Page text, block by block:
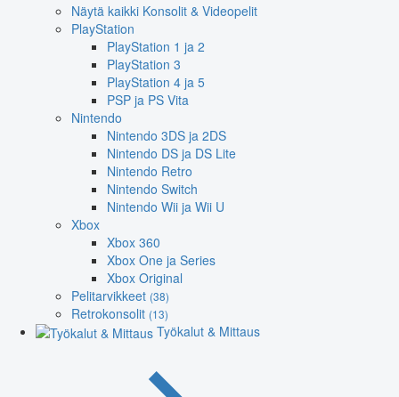
Näytä kaikki Konsolit & Videopelit
PlayStation
PlayStation 1 ja 2
PlayStation 3
PlayStation 4 ja 5
PSP ja PS Vita
Nintendo
Nintendo 3DS ja 2DS
Nintendo DS ja DS Lite
Nintendo Retro
Nintendo Switch
Nintendo Wii ja Wii U
Xbox
Xbox 360
Xbox One ja Series
Xbox Original
Pelitarvikkeet (38)
Retrokonsolit (13)
Työkalut & Mittaus